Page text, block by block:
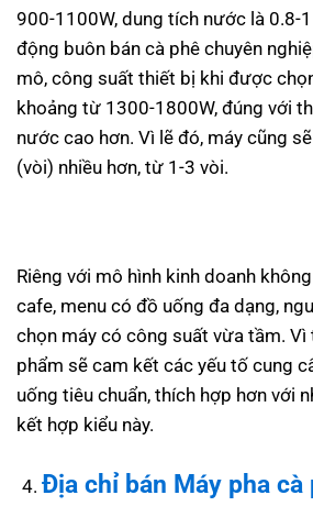
900-1100W, dung tích nước là 0.8-
động buôn bán cà phê chuyên
mô, công suất thiết bị khi được
khoảng từ 1300-1800W, đúng với
nước cao hơn. Vì lẽ đó, máy cũng
(vòi) nhiều hơn, từ 1-3 vòi.
Riêng với mô hình kinh doanh
cafe, menu có đồ uống đa dạng,
chọn máy có công suất vừa tầm. Vì
phẩm sẽ cam kết các yếu tố cung
uống tiêu chuẩn, thích hợp hơn với
kết hợp kiểu này.
Địa chỉ bán Máy pha cà